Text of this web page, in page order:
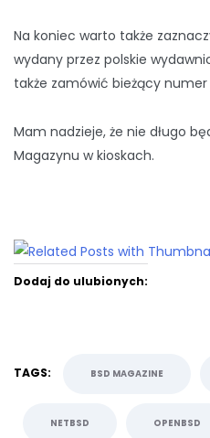
Na koniec warto także
wydany przez polskie
także zamówić bieżący numer
Mam nadzieje, że nie długo
Magazynu w kioskach.
Dodaj do ulubionych:
TAGS: BSD MAGAZINE
NETBSD OPENBSD